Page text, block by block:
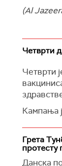
У
Такође,
диплома,
рацију
(Танјуг,
(Al
Четврти
Четврти
Кампања
Сутра се
а онда ће
Грета
протесту
Данска